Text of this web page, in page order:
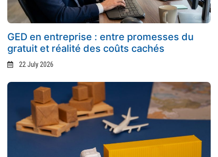
GED en entreprise : entre promesses du
gratuit et réalité des coûts cachés
22 July 2026